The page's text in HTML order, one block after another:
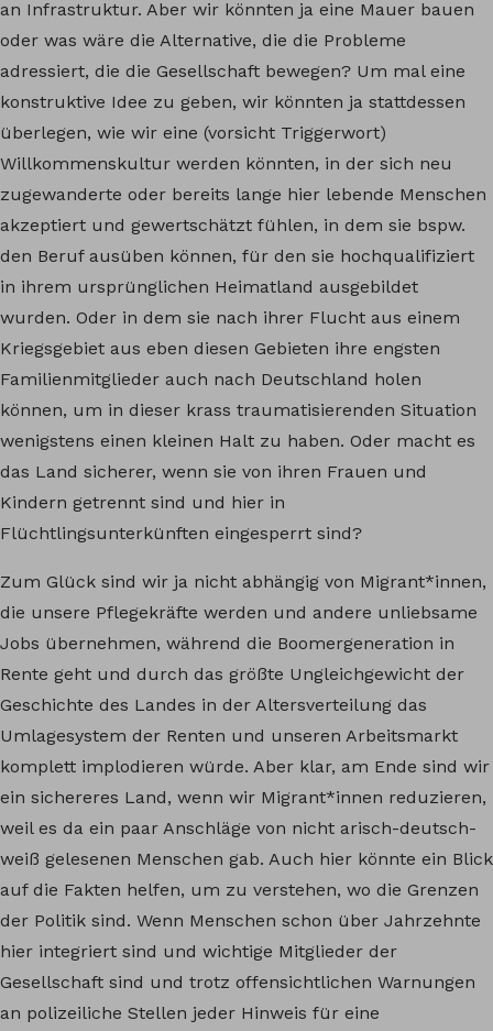
an Infrastruktur. Aber wir könnten ja eine Mauer bauen
oder was wäre die Alternative, die die Probleme
adressiert, die die Gesellschaft bewegen? Um mal eine
konstruktive Idee zu geben, wir könnten ja stattdessen
überlegen, wie wir eine (vorsicht Triggerwort)
Willkommenskultur werden könnten, in der sich neu
zugewanderte oder bereits lange hier lebende Menschen
akzeptiert und gewertschätzt fühlen, in dem sie bspw.
den Beruf ausüben können, für den sie hochqualifiziert
in ihrem ursprünglichen Heimatland ausgebildet
wurden. Oder in dem sie nach ihrer Flucht aus einem
Kriegsgebiet aus eben diesen Gebieten ihre engsten
Familienmitglieder auch nach Deutschland holen
können, um in dieser krass traumatisierenden Situation
wenigstens einen kleinen Halt zu haben. Oder macht es
das Land sicherer, wenn sie von ihren Frauen und
Kindern getrennt sind und hier in
Flüchtlingsunterkünften eingesperrt sind?
Zum Glück sind wir ja nicht abhängig von Migrant*innen,
die unsere Pflegekräfte werden und andere unliebsame
Jobs übernehmen, während die Boomergeneration in
Rente geht und durch das größte Ungleichgewicht der
Geschichte des Landes in der Altersverteilung das
Umlagesystem der Renten und unseren Arbeitsmarkt
komplett implodieren würde. Aber klar, am Ende sind wir
ein sichereres Land, wenn wir Migrant*innen reduzieren,
weil es da ein paar Anschläge von nicht arisch-deutsch-
weiß gelesenen Menschen gab. Auch hier könnte ein Blick
auf die Fakten helfen, um zu verstehen, wo die Grenzen
der Politik sind. Wenn Menschen schon über Jahrzehnte
hier integriert sind und wichtige Mitglieder der
Gesellschaft sind und trotz offensichtlichen Warnungen
an polizeiliche Stellen jeder Hinweis für eine